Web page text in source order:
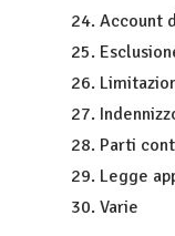
24. Account
25.
26.
27.
28. Parti
29. Legge
30. Varie